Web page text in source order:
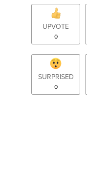
UPVOTE
0
SURPRISED
0